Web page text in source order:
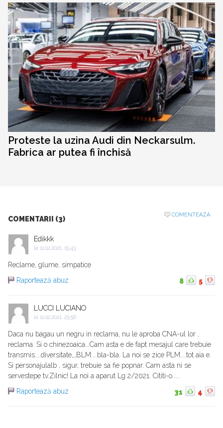
Proteste la uzina Audi din Neckarsulm.
Fabrica ar putea fi închisă
COMENTARII (3)
COMENTEAZA
Edikkk
la 11.02.2021, 15:43
Reclame, glume, simpatice
Raportează abuz
8 5
LUCCI LUCIANO
la 11.02.2021, 23:56
Daca nu bagau un negru in reclama, nu le aproba CNA-ul lor ,
reclama. Si o chinezoaica...Cam asta e de fapt mesajul care trebuie
transmis....diversitate,,,BLM....bla-bla. La noi se zice PLM....tot aia e.
Si personajulalb , sigur, trebuie sa fie popnar. Cam asta ni se
servestepe tv.Zilnic! La noi a aparut Lg 2/2021. Cititi-o.....
Raportează abuz
31 4